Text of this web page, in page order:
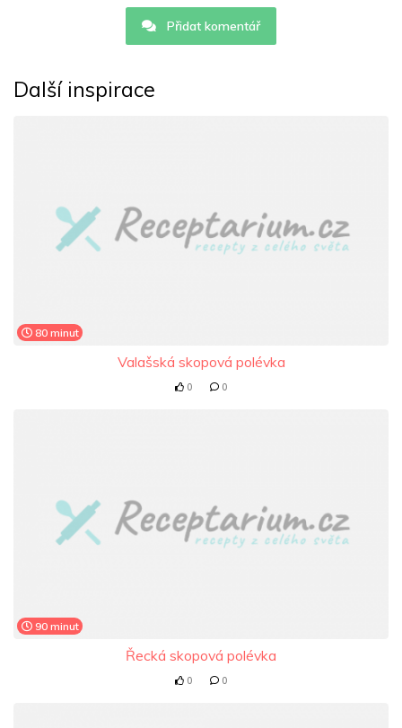
Přidat komentář
Další inspirace
80 minut
Valašská skopová polévka
0 0
90 minut
Řecká skopová polévka
0 0